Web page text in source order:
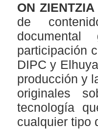
ON ZIENTZIA
de
participación
DIPC y
producción y
originales
tecnología
cualquier tipo